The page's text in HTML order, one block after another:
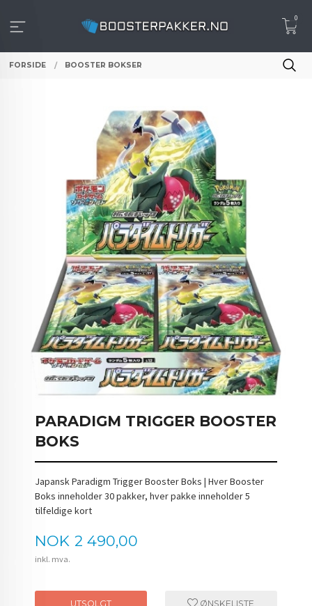
innholdet
0
FORSIDE BOOSTER BOKSER
PARADIGM TRIGGER BOOSTER
BOKS
Japansk Paradigm Trigger Booster Boks | Hver Booster
Boks inneholder 30 pakker, hver pakke inneholder 5
tilfeldige kort
Pris
NOK 2 490,00
inkl. mva.
UTSOLGT ØNSKELISTE